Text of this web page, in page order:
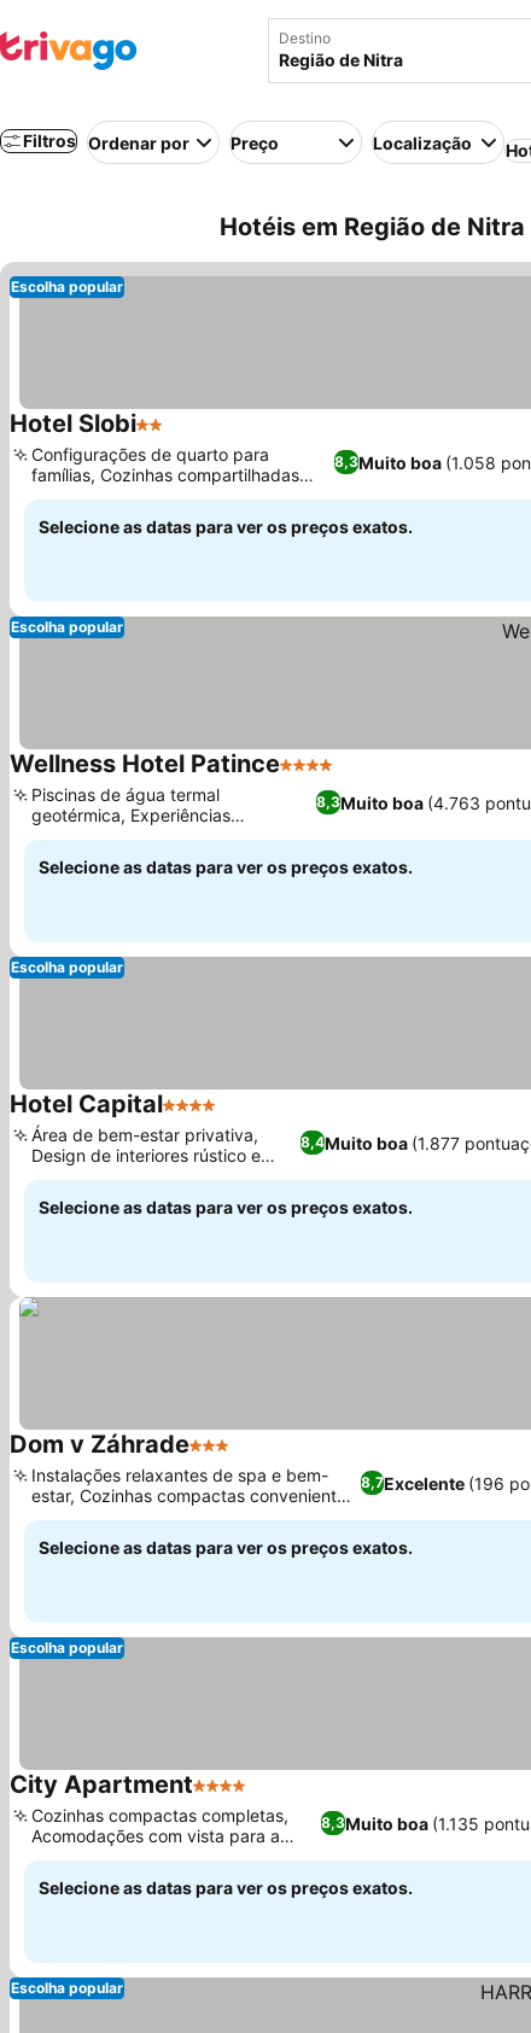
Destino
Filtros Ordenar por Preço Localização
Hotéis em Região de
Escolha popular
Hotel Slobi2 Estrelas
8,3Muito boa (1.058
Configurações de quarto para
famílias, Cozinhas compartilhadas
bem equipadas
Selecione as datas para ver os preços exatos.
Escolha popular
Wellness Hotel Patince4 Estrelas
8,3Muito boa (4.763
Piscinas de água termal
geotérmica, Experiências
gastronômicas variadas
Selecione as datas para ver os preços exatos.
Escolha popular
Hotel Capital4 Estrelas
8,4Muito boa (1.877
Área de bem-estar privativa,
Design de interiores rústico e
opulento
Selecione as datas para ver os preços exatos.
Dom v Záhrade3 Estrelas
8,7Excelente (196
Instalações relaxantes de spa e bem-
estar, Cozinhas compactas convenientes
no quarto
Selecione as datas para ver os preços exatos.
Escolha popular
City Apartment4 Estrelas
8,3Muito boa (1.135
Cozinhas compactas completas,
Acomodações com vista para a
montanha
Selecione as datas para ver os preços exatos.
Escolha popular